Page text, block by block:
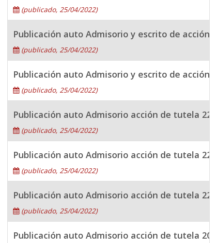
(publicado, 25/04/2022)
Publicación auto Admisorio y escrito de acción
(publicado, 25/04/2022)
Publicación auto Admisorio y escrito de acción
(publicado, 25/04/2022)
Publicación auto Admisorio acción de tutela
(publicado, 25/04/2022)
Publicación auto Admisorio acción de tutela
(publicado, 25/04/2022)
Publicación auto Admisorio acción de tutela
(publicado, 25/04/2022)
Publicación auto Admisorio acción de tutela